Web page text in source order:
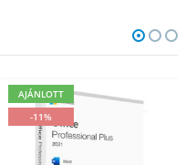
AJÁNLOTT
-11%